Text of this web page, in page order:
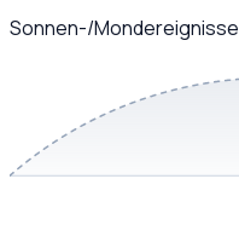
Sonnen-/Mondereignisse